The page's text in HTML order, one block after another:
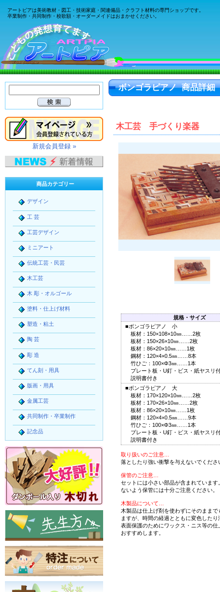
アートピアは美術教材・図工・技術家庭・関連備品・クラフト材料の専門ショップです。
卒業制作・共同制作・校歌額・オーダーメイドはおまかせください。
ボンゴラピアノ 商品詳細
木工芸 手づくり楽器
規格・サイズ
■ボンゴラピアノ 小
板材：150×108×10㎜……2枚
板材：150×26×10㎜……2枚
板材：86×20×10㎜……1枚
鋼材：120×4×0.5㎜……8本
竹ひご：100×Φ3㎜……1本
プレート板・U釘・ビス・紙ヤスリ
説明書付き
■ボンゴラピアノ 大
板材：170×120×10㎜……2枚
板材：170×26×10㎜……2枚
板材：86×20×10㎜……1枚
鋼材：120×4×0.5㎜……9本
竹ひご：100×Φ3㎜……1本
プレート板・U釘・ビス・紙ヤスリ
説明書付き
取り扱いのご注意…
落としたり強い衝撃を与えないでくださ
保管のご注意…
セットには小さい部品が含まれています
ないよう保管には十分ご注意ください。
木製品について…
木製品は仕上げ剤を使わずにそのままで
ますが、時間の経過とともに変色した
表面保護のためにワックス・ニス等の仕
おすすめします。
新規会員登録 »
商品カテゴリー
デザイン
工 芸
工芸デザイン
ミニアート
伝統工芸・民芸
木工芸
木 彫・オルゴール
塗料・仕上げ材料
塑造・粘土
陶 芸
彫 造
てん刻・用具
版画・用具
金属工芸
共同制作・卒業制作
記念品